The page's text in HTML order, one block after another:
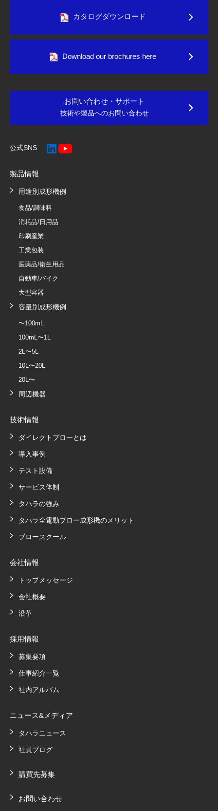
製品情報
用途別成形機例
食品/調味料
消耗品/日用品
印刷産業
工業包装
医薬品/衛生用品
自動車/バイク
大型容器
容量別成形機例
〜100mL
100mL〜1L
2L〜5L
10L〜20L
20L〜
周辺機器
技術情報
ダイレクトブローとは
導入事例
テスト設備
サービス体制
タハラの強み
タハラ全電動ブロー成形機のメリット
ブロースクール
会社情報
トップメッセージ
会社概要
沿革
採用情報
募集要項
仕事紹介一覧
社内アルバム
ニュース&メディア
タハラニュース
社員ブログ
購買先募集
お問い合わせ
カタログダウンロード
Download our brochures here
お問い合わせ・サポート
技術や製品へのお問い合わせ
公式SNS